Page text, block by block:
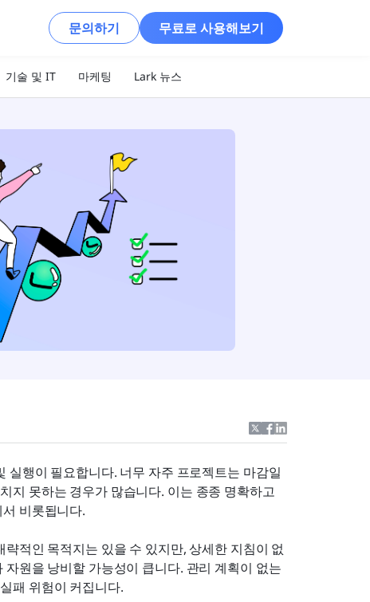
문의하기 무료로 사용해보기
기술 및 IT 마케팅 Lark 뉴스
실행이 필요합니다. 너무 자주 프로젝트는 마감일
지 못하는 경우가 많습니다. 이는 종종 명확하고
비롯됩니다.
적인 목적지는 있을 수 있지만, 상세한 지침이 없
원을 낭비할 가능성이 큽니다. 관리 계획이 없는
패 위험이 커집니다.